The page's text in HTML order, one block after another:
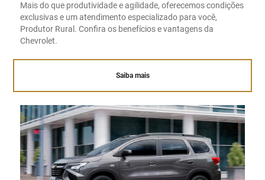
Mais do que produtividade e agilidade, oferecemos condições
exclusivas e um atendimento especializado para você,
Produtor Rural. Confira os benefícios e vantagens da
Chevrolet.
Saiba mais